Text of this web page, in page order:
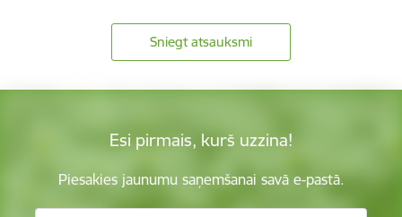
Sniegt atsauksmi
Esi pirmais, kurš uzzina!
Piesakies jaunumu saņemšanai savā e-pastā.